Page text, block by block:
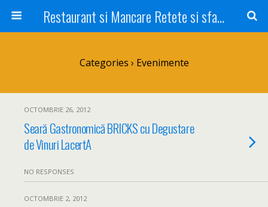
Restaurant si Mancare Retete si sfaturi Picant bun si rapid
Categories › Evenimente
OCTOMBRIE 26, 2012
Seară Gastronomică BRICKS cu Degustare
de Vinuri LacertA
NO RESPONSES
OCTOMBRIE 2, 2012